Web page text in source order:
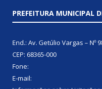
PREFEITURA MUNICIPAL
End.: Av. Getúlio Vargas – Nº
CEP: 68365-000
Fone:
E-mail: